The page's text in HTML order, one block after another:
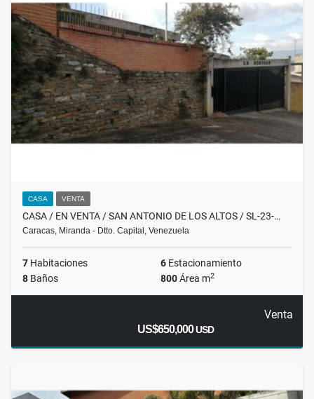
CASA VENTA
CASA / EN VENTA / SAN ANTONIO DE LOS ALTOS / SL-23-…
Caracas, Miranda - Dtto. Capital, Venezuela
7 Habitaciones 6 Estacionamiento
8 Baños 800Área m2
Venta
US$650,000USD